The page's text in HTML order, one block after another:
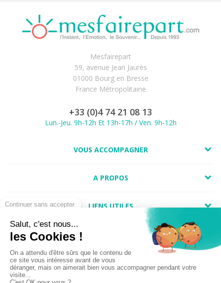
Mesfairepart
59, avenue Jean Jaurès
01000 Bourg en Bresse
France Métropolitaine
+33 (0)4 74 21 08 13
Lun.-Jeu. 9h-12h Et 13h-17h / Ven. 9h-12h
VOUS ACCOMPAGNER
A PROPOS
LIENS UTILES
Marchand approuvé par la Société des Avis Garantis,cliquez ici pour
vérifier.